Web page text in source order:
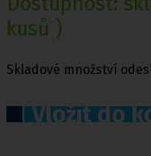
kusů )
Skladové množství
Vložit do